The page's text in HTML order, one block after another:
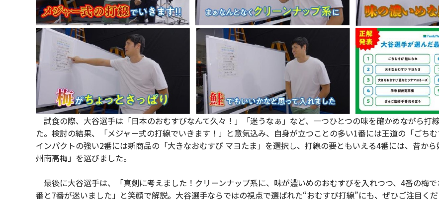
試食の際、大谷選手は「日本のおむすびなんて久々！」「迷うなぁ」など、一つひとつの味を確かめながら打
た。検討の結果、「メジャー式の打線でいきます！」と意気込み、自身が立つことの多い1番には王道の「ごちむ
インパクトの強い2番には新商品の「大きなおむすび マヨたま」を選択し、打線の要ともいえる4番には、昔か
州南高梅」を選びました。
最後に大谷選手は、「真剣に考えました！クリーンナップ系に、味が濃いめのおむすびを入れつつ、4番の梅
番と7番が迷いました」と笑顔で解説。大谷選手ならではの視点で選ばれた“おむすび打線”にも、ぜひご注目くだ